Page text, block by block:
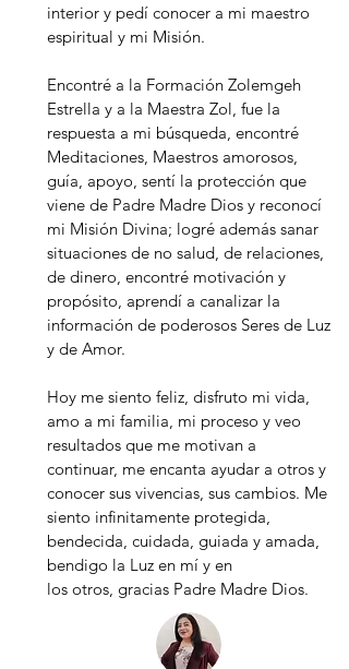
interior y pedí conocer a mi maestro
espiritual y mi Misión.
Encontré a la Formación Zolemgeh
Estrella y a la Maestra Zol, fue la
respuesta a mi búsqueda, encontré
Meditaciones, Maestros amorosos,
guía, apoyo, sentí la protección que
viene de Padre Madre Dios y reconocí
mi Misión Divina; logré además sanar
situaciones de no salud, de relaciones,
de dinero, encontré motivación y
propósito, aprendí a canalizar la
información de poderosos Seres de Luz
y de Amor.
Hoy me siento feliz, disfruto mi vida,
amo a mi familia, mi proceso y veo
resultados que me motivan a
continuar, me encanta ayudar a otros y
conocer sus vivencias, sus cambios. Me
siento infinitamente protegida,
bendecida, cuidada, guiada y amada,
bendigo la Luz en mí y en
los otros, gracias Padre Madre Dios.